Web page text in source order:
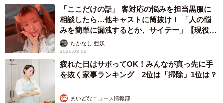
「ここだけの話」 客対応の悩みを担当黒服に
相談したら…他キャストに筒抜け！ 「人の悩
みを簡単に漏洩するとか、サイテー」【現役キ
ャストに取材】
たかなし 亜妖
2026.08.09
疲れた日はサボってOK！みんなが真っ先に手
を抜く家事ランキング 2位は「掃除」1位は？
まいどなニュース情報部